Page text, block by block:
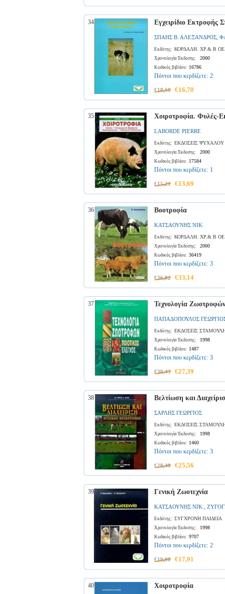
34 Εγχειρίδιο Εκτροφής
ΣΠΑΗΣ Β. ΑΛΕΞΑΝΔΡΟΣ
Εκδότης: ΚΟΡΔΑΛΗ. ΧΡ.& Β ΟΕ
Χρονολογία Έκδοσης: 2000
Κωδικός βιβλίου: 16786
Πόντοι που κερδίζετε: 2
€18,56 €16,70
35 Χοιροτροφία. Φυλές-
LABORDE PIERRE
Εκδότης: ΕΚΔΟΣΕΙΣ ΨΥΧΑΛΟΥ
Χρονολογία Έκδοσης: 2000
Κωδικός βιβλίου: 17584
Πόντοι που κερδίζετε: 1
€15,21 €13,69
36 Βοοτροφία
ΚΑΤΣΑΟΥΝΗΣ ΝΙΚ.
Εκδότης: ΚΟΡΔΑΛΗ. ΧΡ.& Β ΟΕ
Χρονολογία Έκδοσης: 2000
Κωδικός βιβλίου: 36419
Πόντοι που κερδίζετε: 3
€36,82 €33,14
37 Τεχνολογία
ΠΑΠΑΔΟΠΟΥΛΟΣ
Εκδότης: ΕΚΔΟΣΕΙΣ
Χρονολογία Έκδοσης: 1998
Κωδικός βιβλίου: 1487
Πόντοι που κερδίζετε: 3
€30,43 €27,39
38 Βελτίωση και
ΣΑΡΛΗΣ ΓΕΩΡΓΙΟΣ
Εκδότης: ΕΚΔΟΣΕΙΣ
Χρονολογία Έκδοσης: 1998
Κωδικός βιβλίου: 1460
Πόντοι που κερδίζετε: 3
€28,40 €25,56
39 Γενική Ζωοτεχνία
ΚΑΤΣΑΟΥΝΗΣ ΝΙΚ.
Εκδότης: ΣΥΓΧΡΟΝΗ ΠΑΙΔΕΙΑ
Χρονολογία Έκδοσης: 1998
Κωδικός βιβλίου: 9707
Πόντοι που κερδίζετε: 2
€19,90 €17,91
40 Χοιροτροφία